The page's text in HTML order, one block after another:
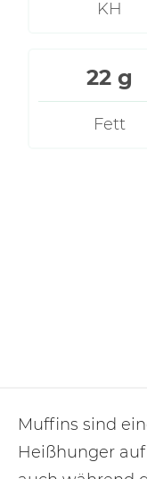
Muffins sind
Heißhunger
KH
22 g
Fett